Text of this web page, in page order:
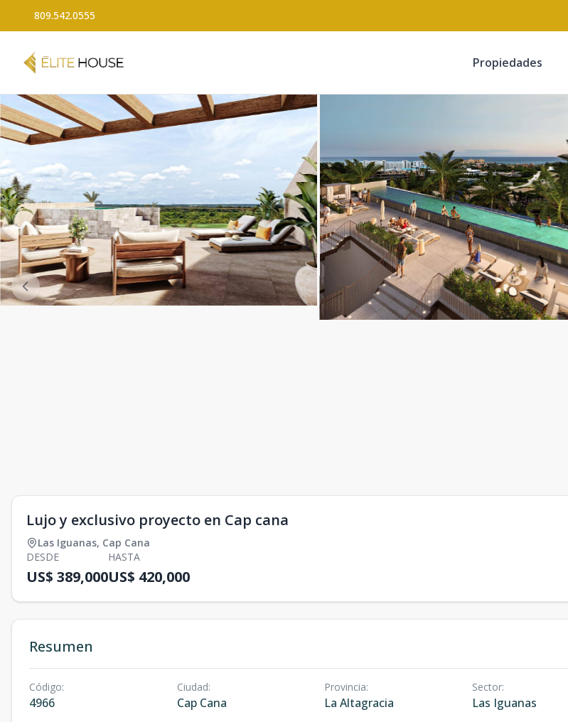
809.542.0555
Propiedades
Lujo y exclusivo proyecto en Cap cana
Las Iguanas, Cap Cana
DESDE
US$ 389,000
HASTA
US$ 420,000
Resumen
Código:
4966
Ciudad:
Cap Cana
Provincia:
La Altagracia
Sector:
Las Iguanas